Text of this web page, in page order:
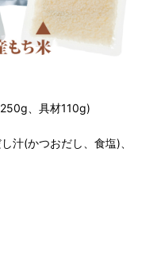
、具材110g)
汁(かつおだし、食塩)、